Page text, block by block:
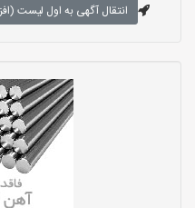
انتقال آگهی به اول لیست